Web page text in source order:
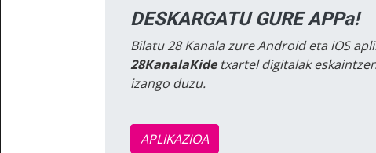
DESKARGATU GURE APPa!
Bilatu 28 Kanala zure Android eta iOS
28KanalaKidetxartel digitalak
izango duzu.
APLIKAZIOA